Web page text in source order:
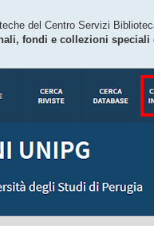
del Centro Servizi
fondi e collezioni speciali